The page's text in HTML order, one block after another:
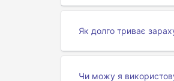
Як долго триває
Чи можу я